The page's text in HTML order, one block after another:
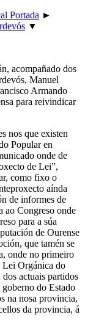
Portada ►
▼
acompañado dos
Manuel
Armando
para reivindicar
nos que existen
Popular en
onde de
de Lei”,
como fixo o
aínda
de informes de
ao Congreso onde
para a súa
de Ourense
que tamén se
onde no primeiro
Lei Orgánica do
actuais partidos
do Estado
na nosa provincia,
da provincia, á